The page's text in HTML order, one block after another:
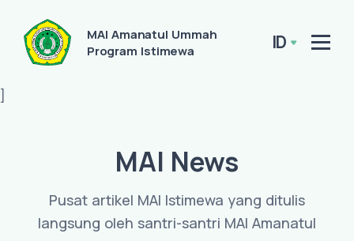
MAI Amanatul Ummah
Program Istimewa
ID
]
MAI News
Pusat artikel MAI Istimewa yang ditulis
langsung oleh santri-santri MAI Amanatul